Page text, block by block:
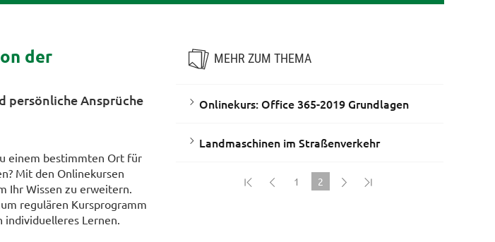
der
persönliche Ansprüche
einem bestimmten Ort für
Mit den Onlinekursen
Ihr Wissen zu erweitern.
regulären Kursprogramm
Lernen.
MEHR ZUM THEMA
Onlinekurs: Office 365-2019 Grundlagen
Landmaschinen im Straßenverkehr
1
2